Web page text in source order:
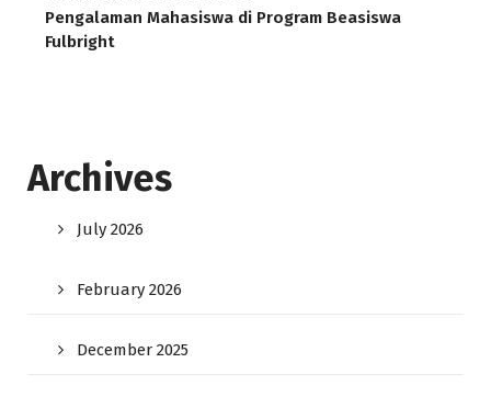
Pengalaman Mahasiswa di Program Beasiswa
Fulbright
Archives
July 2026
February 2026
December 2025